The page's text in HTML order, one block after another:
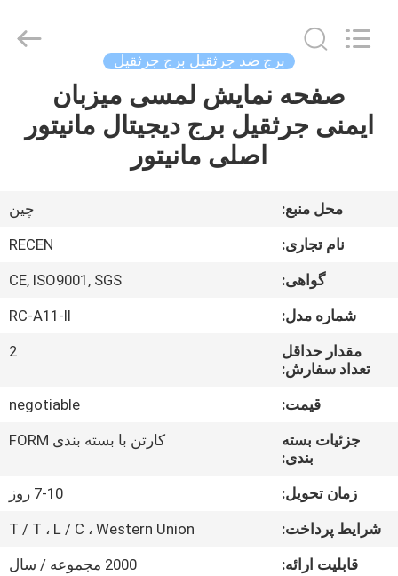
درباره
کارخانه
کنترل
تماس
بگیرید
Technology
برج ضد جرثقیل برج جرثقیل
صفحه نمایش لمسی میزبان
ایمنی جرثقیل برج دیجیتال مانیتور
اصلی مانیتور
محل منبع:
چین
نام تجاری:
RECEN
گواهی:
CE, ISO9001, SGS
شماره مدل:
RC-A11-II
مقدار حداقل
تعداد سفارش:
2
قیمت:
negotiable
جزئیات بسته
بندی:
کارتن با بسته بندی FORM
زمان تحویل:
7-10 روز
شرایط پرداخت:
T / T ، L / C ، Western Union
قابلیت ارائه:
2000 مجموعه / سال